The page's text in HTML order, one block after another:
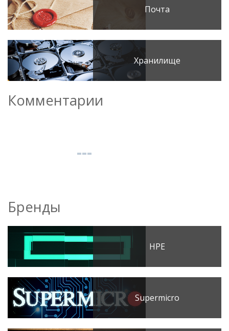
Почта
Хранилище
Комментарии
Бренды
HPE
Supermicro